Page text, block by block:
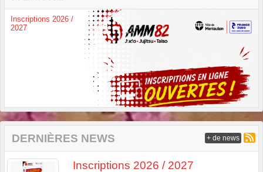
Inscriptions 2026 /
2027
DERNIÈRES NEWS
Inscriptions 2026 / 2027
+ de news